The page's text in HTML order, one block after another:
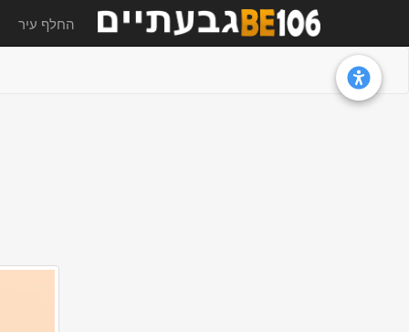
החלף עיר